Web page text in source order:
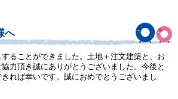
へ
ることができました。土地＋注文建築と、お
力頂き誠にありがとうございました。今後と
れば幸いです。誠におめでとうございまし